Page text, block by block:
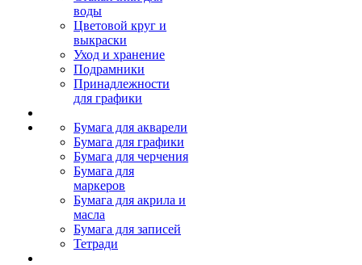
воды
Цветовой круг и
выкраски
Уход и хранение
Подрамники
Принадлежности
для графики
Бумага для акварели
Бумага для графики
Бумага для черчения
Бумага для
маркеров
Бумага для акрила и
масла
Бумага для записей
Тетради